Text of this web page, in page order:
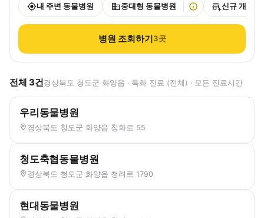
내 주변 동물병원 중대형 동물병원 신규 개원
병원 조회하기3곳
전체 3건경상북도 청도군 화양읍 · 특화 진료 (전체) · 모든 진료시간
우리동물병원
경상북도 청도군 화양읍 청화로 55
청도축협동물병원
경상북도 청도군 화양읍 청려로 1790
현대동물병원